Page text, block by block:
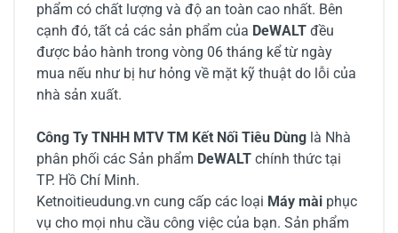
phẩm có chất lượng và độ an toàn cao nhất. Bên
cạnh đó, tất cả các sản phẩm của DeWALT đều
được bảo hành trong vòng 06 tháng kể từ ngày
mua nếu như bị hư hỏng về mặt kỹ thuật do lỗi của
nhà sản xuất.
Công Ty TNHH MTV TM Kết Nối Tiêu Dùng là Nhà
phân phối các Sản phẩm DeWALT chính thức tại
TP. Hồ Chí Minh.
Ketnoitieudung.vn cung cấp các loại Máy mài phục
vụ cho mọi nhu cầu công việc của bạn. Sản phẩm